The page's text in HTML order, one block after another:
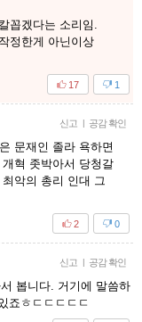
꼽겠다는 소리임.
정한게 아닌이상
1
17
신고 | 공감 확인
문재인 졸라 욕하면
혁 좃박아서 당청갈
악의 총리 인대 그
0
2
신고 | 공감 확인
봅니다. 거기에 말씀하
죠ㅎㄷㄷㄷㄷㄷ